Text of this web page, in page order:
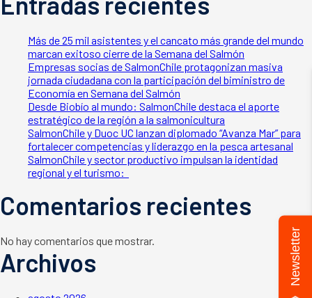
Más de 25 mil asistentes y el cancato más grande del mundo
marcan exitoso cierre de la Semana del Salmón
Empresas socias de SalmonChile protagonizan masiva
jornada ciudadana con la participación del biministro de
Economía en Semana del Salmón
Desde Biobío al mundo: SalmonChile destaca el aporte
estratégico de la región a la salmonicultura
SalmonChile y Duoc UC lanzan diplomado “Avanza Mar” para
fortalecer competencias y liderazgo en la pesca artesanal
SalmonChile y sector productivo impulsan la identidad
regional y el turismo:
Comentarios recientes
No hay comentarios que mostrar.
Archivos Newsletter